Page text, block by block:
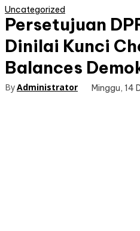
Uncategorized
Persetujuan
Dinilai Kunci
Balances
ByAdministrator Minggu, 14